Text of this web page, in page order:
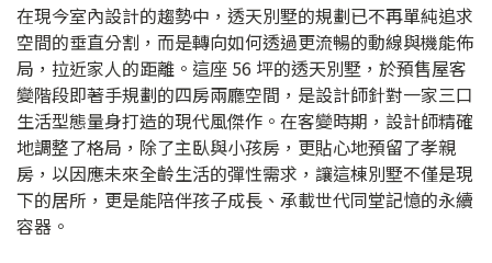
在現今室內設計的趨勢中，透天別墅的規劃已不再單純追求
空間的垂直分割，而是轉向如何透過更流暢的動線與機能佈
局，拉近家人的距離。這座 56 坪的透天別墅，於預售屋客
變階段即著手規劃的四房兩廳空間，是設計師針對一家三口
生活型態量身打造的現代風傑作。在客變時期，設計師精確
地調整了格局，除了主臥與小孩房，更貼心地預留了孝親
房，以因應未來全齡生活的彈性需求，讓這棟別墅不僅是現
下的居所，更是能陪伴孩子成長、承載世代同堂記憶的永續
容器。